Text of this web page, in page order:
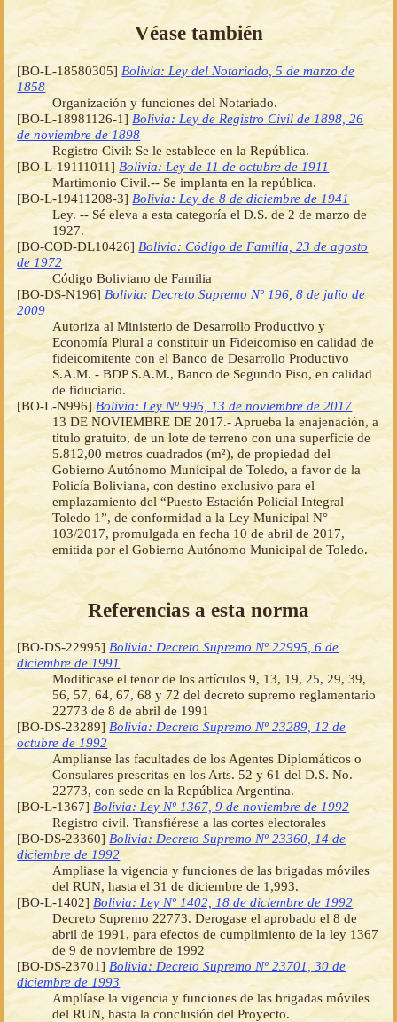
Véase también
[BO-L-18580305] Bolivia: Ley del Notariado, 5 de marzo de
1858
Organización y funciones del Notariado.
[BO-L-18981126-1] Bolivia: Ley de Registro Civil de 1898, 26
de noviembre de 1898
Registro Civil: Se le establece en la República.
[BO-L-19111011] Bolivia: Ley de 11 de octubre de 1911
Martimonio Civil.-- Se implanta en la república.
[BO-L-19411208-3] Bolivia: Ley de 8 de diciembre de 1941
Ley. -- Sé eleva a esta categoría el D.S. de 2 de marzo de
1927.
[BO-COD-DL10426] Bolivia: Código de Familia, 23 de agosto
de 1972
Código Boliviano de Familia
[BO-DS-N196] Bolivia: Decreto Supremo Nº 196, 8 de julio de
2009
Autoriza al Ministerio de Desarrollo Productivo y
Economía Plural a constituir un Fideicomiso en calidad de
fideicomitente con el Banco de Desarrollo Productivo
S.A.M. - BDP S.A.M., Banco de Segundo Piso, en calidad
de fiduciario.
[BO-L-N996] Bolivia: Ley Nº 996, 13 de noviembre de 2017
13 DE NOVIEMBRE DE 2017.- Aprueba la enajenación, a
título gratuito, de un lote de terreno con una superficie de
5.812,00 metros cuadrados (m²), de propiedad del
Gobierno Autónomo Municipal de Toledo, a favor de la
Policía Boliviana, con destino exclusivo para el
emplazamiento del “Puesto Estación Policial Integral
Toledo 1”, de conformidad a la Ley Municipal N°
103/2017, promulgada en fecha 10 de abril de 2017,
emitida por el Gobierno Autónomo Municipal de Toledo.
Referencias a esta norma
[BO-DS-22995] Bolivia: Decreto Supremo Nº 22995, 6 de
diciembre de 1991
Modificase el tenor de los artículos 9, 13, 19, 25, 29, 39,
56, 57, 64, 67, 68 y 72 del decreto supremo reglamentario
22773 de 8 de abril de 1991
[BO-DS-23289] Bolivia: Decreto Supremo Nº 23289, 12 de
octubre de 1992
Amplianse las facultades de los Agentes Diplomáticos o
Consulares prescritas en los Arts. 52 y 61 del D.S. No.
22773, con sede en la República Argentina.
[BO-L-1367] Bolivia: Ley Nº 1367, 9 de noviembre de 1992
Registro civil. Transfiérese a las cortes electorales
[BO-DS-23360] Bolivia: Decreto Supremo Nº 23360, 14 de
diciembre de 1992
Ampliase la vigencia y funciones de las brigadas móviles
del RUN, hasta el 31 de diciembre de 1,993.
[BO-L-1402] Bolivia: Ley Nº 1402, 18 de diciembre de 1992
Decreto Supremo 22773. Derogase el aprobado el 8 de
abril de 1991, para efectos de cumplimiento de la ley 1367
de 9 de noviembre de 1992
[BO-DS-23701] Bolivia: Decreto Supremo Nº 23701, 30 de
diciembre de 1993
Amplíase la vigencia y funciones de las brigadas móviles
del RUN, hasta la conclusión del Proyecto.